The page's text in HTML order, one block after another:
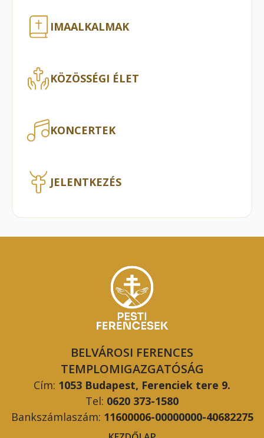
IMAALKALMAK
KÖZÖSSÉGI ÉLET
KONCERTEK
JELENTKEZÉS
BELVÁROSI FERENCES
TEMPLOMIGAZGATÓSÁG
Cím: 1053 Budapest, Ferenciek tere 9.
Tel: 0620 373-1580
Bankszámlaszám: 11600006-00000000-40682275